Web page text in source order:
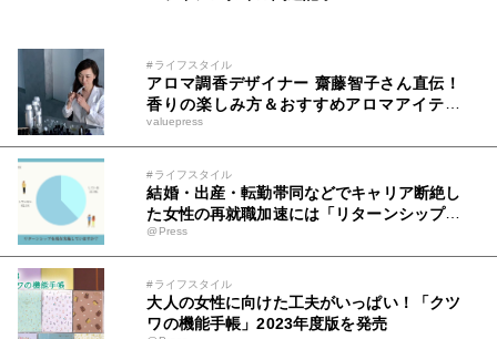
#ライフスタイル
アロマ調香デザイナー 齋藤智子さん直伝！
香りの楽しみ方＆おすすめアロマアイテム
Qoo10で人気の「ディフューザー」販売ラ
ンキングも発表
valuepress
#ライフスタイル
結婚・出産・転勤帯同などでキャリア断絶し
た女性の再就職加速には「リターンシップ」
実施環境整備が急務
@Press
#ライフスタイル
大人の女性に向けた工夫がいっぱい！「クツ
ワの機能手帳」2023年度版を発売